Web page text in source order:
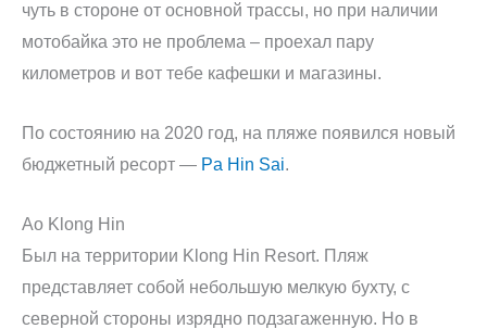
чуть в стороне от основной трассы, но при наличии
мотобайка это не проблема – проехал пару
километров и вот тебе кафешки и магазины.
По состоянию на 2020 год, на пляже появился новый
бюджетный ресорт — Pa Hin Sai.
Ao Klong Hin
Был на территории Klong Hin Resort. Пляж
представляет собой небольшую мелкую бухту, с
северной стороны изрядно подзагаженную. Но в